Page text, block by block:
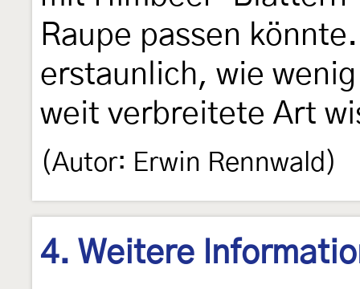
Raupe passen
erstaunlich, wie
weit verbreitete Art
(Autor: Erwin Rennwald)
4. Weitere